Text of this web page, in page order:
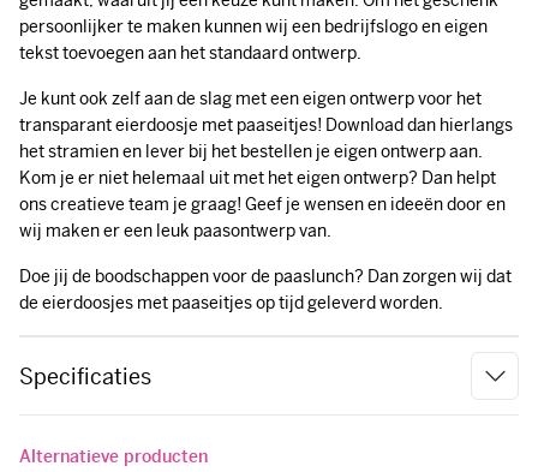
Je kunt ook zelf aan de slag met een eigen ontwerp voor het
transparant eierdoosje met paaseitjes! Download dan hierlangs
het stramien en lever bij het bestellen je eigen ontwerp aan.
Kom je er niet helemaal uit met het eigen ontwerp? Dan helpt
ons creatieve team je graag! Geef je wensen en ideeën door en
wij maken er een leuk paasontwerp van.
Doe jij de boodschappen voor de paaslunch? Dan zorgen wij dat
de eierdoosjes met paaseitjes op tijd geleverd worden.
Specificaties
Alternatieve producten